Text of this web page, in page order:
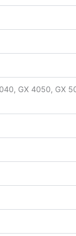
GX 4050, GX